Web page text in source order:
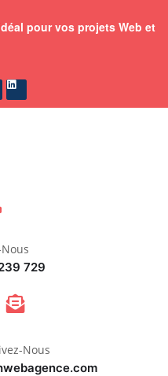
pour vos projets Web et
729
Nous